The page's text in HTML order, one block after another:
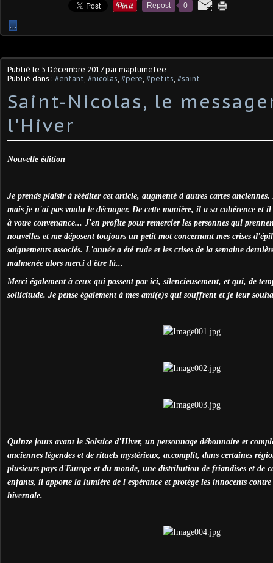
Repost 0
…
Publié le 5 Décembre 2017par maplumefee
Publié dans : #enfant #nicolas #pere #petits #saint
Saint-Nicolas, le
l'Hiver
Nouvelle édition
Je prends plaisir à rééditer cet article, augmenté d'autres cartes
mais je n'ai pas voulu le découper. De cette manière, il a sa cohérence et
à votre convenance... J'en profite pour remercier les personnes qui
nouvelles et me déposent toujours un petit mot concernant mes crises
saignements associés. L'année a été rude et les crises de la semaine
malmenée alors merci d'être là...
Merci également à ceux qui passent par ici, silencieusement, et qui, de
sollicitude. Je pense également à mes ami(e)s qui souffrent et je leur
Quinze jours avant le Solstice d'Hiver, un personnage débonnaire et
anciennes légendes et de rituels mystérieux, accomplit, dans certaines
plusieurs pays d'Europe et du monde, une distribution de friandises et de
enfants, il apporte la lumière de l'espérance et protège les innocents
hivernale.